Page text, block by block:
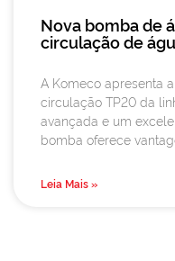
Nova bomba de
circulação de
A Komeco apresenta
circulação TP20 da
avançada e um
bomba oferece
Leia Mais »